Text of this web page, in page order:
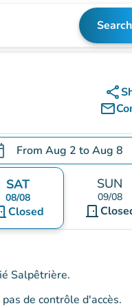
Search
share
mail_outline
From Aug 2 toAug 8
the calendar to
SAT
08/08
Closed
SUN
09/08
door_front
Salpêtrière.
de contrôle d'accès.